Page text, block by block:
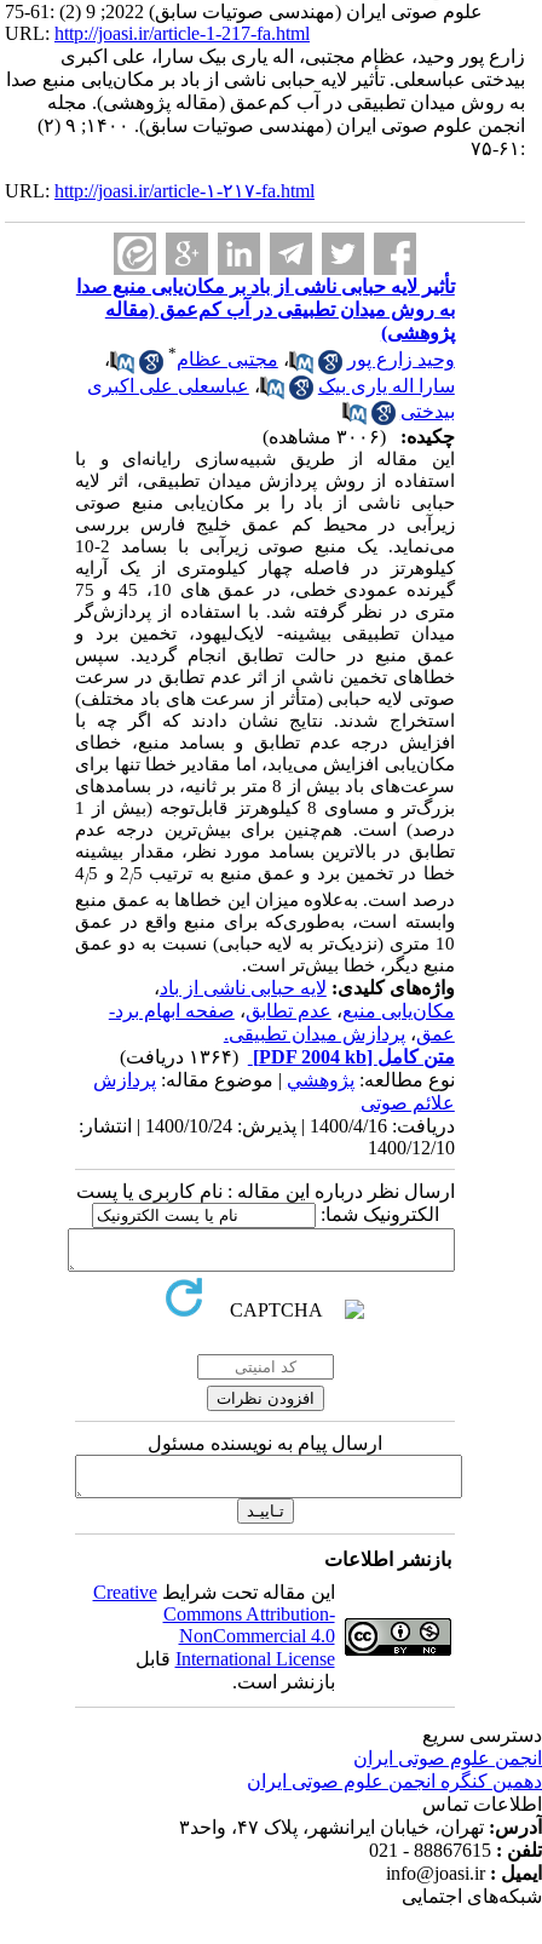
علوم صوتی ایران (مهندسی صوتیات سابق) 2022; 9 (2) :61-75
URL:http://joasi.ir/article-1-217-fa.html
زارع پور وحید، عظام مجتبی، اله یاری بیک سارا، علی اکبری
بیدختی عباسعلی. تأثیر لایه حبابی ناشی از باد بر مکان‌یابی منبع صدا
به روش میدان تطبیقی در آب کم‌عمق (مقاله پژوهشی). مجله
انجمن علوم صوتی ایران (مهندسی صوتیات سابق). ۱۴۰۰; ۹ (۲)
URL:http://joasi.ir/article-۱-۲۱۷-fa.html
تأثیر لایه حبابی ناشی از باد بر مکان‌یابی منبع صدا
به روش میدان تطبیقی در آب کم‌عمق (مقاله
پژوهشی)
وحید زارع پور
،مجتبی عظام
،
سارا اله یاری بیک
،عباسعلی علی اکبری
بیدختی
چکیده:
این مقاله از طریق شبیه‌سازی رایانه‌­ای و با
استفاده از روش پردازش میدان تطبیقی، اثر لایه
حبابی ناشی از باد را بر مکان­‌یابی منبع صوتی
زیرآبی در محیط کم ­عمق خلیج فارس بررسی
می‌نماید. یک منبع صوتی زیرآبی با بسامد 2-10
کیلوهرتز در فاصله چهار کیلومتری از یک آرایه
گیرنده عمودی خطی، در عمق­ های 10، 45 و 75
متری در نظر گرفته شد. با استفاده از پردازش‌گر
میدان تطبیقی بیشینه- لایک‌لیهود، تخمین برد و
عمق منبع در حالت تطابق انجام گردید.سپس
خطاهای تخمین ناشی از اثر عدم ‌تطابق در سرعت
صوتی لایه حبابی (متأثر از سرعت­ های باد مختلف)
استخراج شدند. نتایج نشان دادند که اگر چه با
افزایش درجه عدم ‌تطابق و بسامد منبع، خطای
مکان‌یابی افزایش می‌یابد، اما مقادیر خطا تنها برای
سرعت‌های باد بیش از 8 متر بر ثانیه، در بسامد­های
بزرگ‌تر و مساوی 8 کیلوهرتز قابل‌توجه (بیش از 1
درصد) است. هم‌چنین برای بیش‌ترین درجه عدم
‌تطابق در بالاترین بسامد مورد نظر، مقدار بیشینه
خطا در تخمین برد و عمق منبع به ترتیب 2
/ 5 و 4
5
درصد است. به‌علاوه میزان این خطاها به عمق منبع
وابسته است، به‌طوری‌که برای منبع واقع در عمق
10 متری (نزدیک‌تر به لایه حبابی) نسبت به دو عمق
منبع دیگر، خطا بیش‌تر است.
واژه‌های کلیدی:لایه حبابی ناشی از باد،
مکان‌یابی منبع،عدم تطابق،صفحه ابهام برد-
عمق،پردازش میدان تطبیقی.
متن کامل[PDF 2004 kb]
نوع مطالعه:پژوهشي| موضوع مقاله:پردازش
علائم صوتی
دریافت: 1400/4/16 | پذیرش: 1400/10/24 | انتشار:
1400/12/10
ارسال نظر درباره این مقاله : نام کاربری یا پست
الکترونیک شما:
ارسال پیام به نویسنده مسئول
بازنشر اطلاعات
این مقاله تحت شرایطCreative
Commons Attribution-
NonCommercial 4.0
International Licenseقابل
بازنشر است.
سریع
علوم صوتی ایران
کنگره انجمن علوم صوتی ایران
تماس
تهران، خیابان ایرانشهر، پلاک ۴۷، واحد۳
:
88867615 - 021
:
info@joasi.ir
اجتمایی